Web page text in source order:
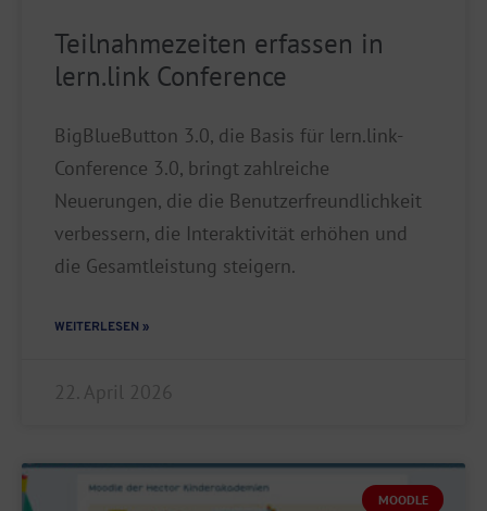
Teilnahmezeiten erfassen in
lern.link Conference
BigBlueButton 3.0, die Basis für lern.link-
Conference 3.0, bringt zahlreiche
Neuerungen, die die Benutzerfreundlichkeit
verbessern, die Interaktivität erhöhen und
die Gesamtleistung steigern.
WEITERLESEN »
22. April 2026
MOODLE